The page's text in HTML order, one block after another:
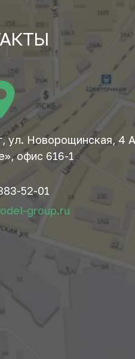
group.ru
52-01
ул. Новорощинская, 4
офис 616-1